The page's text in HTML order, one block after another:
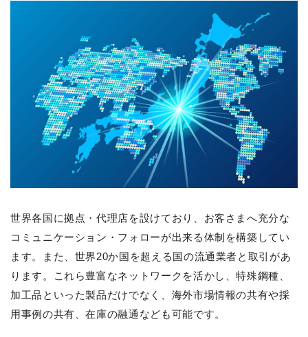
世界各国に拠点・代理店を設けており、お客さまへ充分な
コミュニケーション・フォローが出来る体制を構築してい
ます。また、世界20か国を超える国の流通業者と取引があ
ります。これら豊富なネットワークを活かし、特殊鋼種、
加工品といった製品だけでなく、海外市場情報の共有や採
用事例の共有、在庫の融通なども可能です。